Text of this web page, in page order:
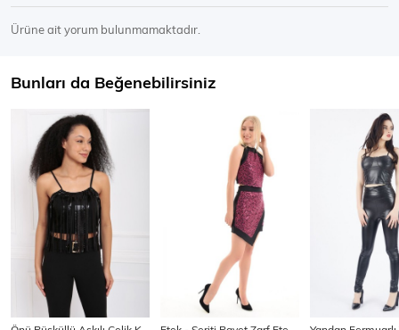
Ürüne ait yorum bulunmamaktadır.
Bunları da Beğenebilirsiniz